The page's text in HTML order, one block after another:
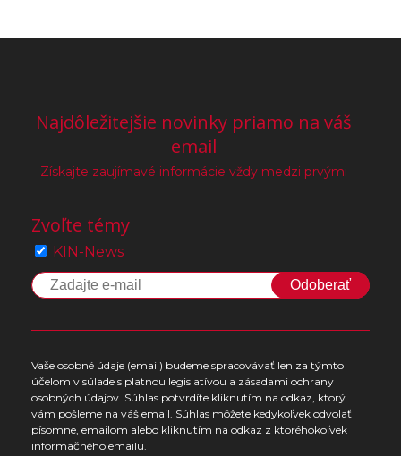
Najdôležitejšie novinky priamo na váš
email
Získajte zaujímavé informácie vždy medzi prvými
Zvoľte témy
KIN-News
Odoberať
Vaše osobné údaje (email) budeme spracovávať len za týmto
účelom v súlade s platnou legislatívou a zásadami ochrany
osobných údajov. Súhlas potvrdíte kliknutím na odkaz, ktorý
vám pošleme na váš email. Súhlas môžete kedykoľvek odvolať
písomne, emailom alebo kliknutím na odkaz z ktoréhokoľvek
informačného emailu.